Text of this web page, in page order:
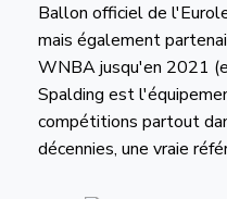
Ballon officiel de
mais également
WNBA jusqu'en 2021
Spalding est
compétitions partout
décennies, une vraie